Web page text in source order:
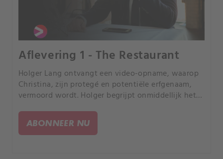
Aflevering 1 - The Restaurant
Holger Lang ontvangt een video-opname, waarop
Christina, zijn protegé en potentiële erfgenaam,
vermoord wordt. Holger begrijpt onmiddellijk het
ABONNEER NU